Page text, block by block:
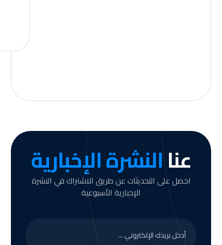
عناالنشرة الإخبارية
احصل على التحديثات عن طريق الاشتراك في النشرة
الإخبارية الأسبوعية